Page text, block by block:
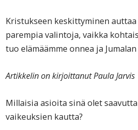
Kristukseen keskittyminen
parempia valintoja, vaikka
tuo elämäämme onnea ja
Artikkelin on kirjoittanut Paula Jarvis
Millaisia asioita sinä olet
vaikeuksien kautta?